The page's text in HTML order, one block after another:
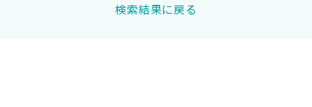
検索結果に戻る